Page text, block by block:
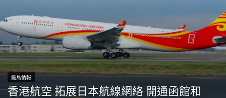
鐵鳥情報
香港航空 拓展日本航線網絡 開通函館和